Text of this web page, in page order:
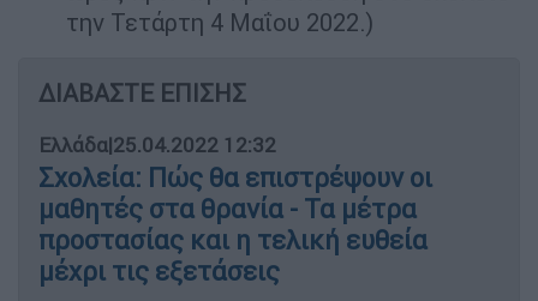
την Τετάρτη 4 Μαΐου 2022.)
ΔΙΑΒΑΣΤΕ ΕΠΙΣΗΣ
Ελλάδα|25.04.2022 12:32
Σχολεία: Πώς θα επιστρέψουν οι
μαθητές στα θρανία - Τα μέτρα
προστασίας και η τελική ευθεία
μέχρι τις εξετάσεις